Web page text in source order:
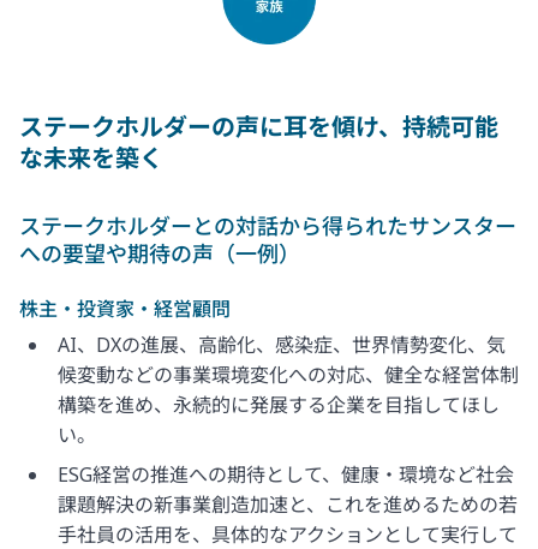
ステークホルダーの声に耳を傾け、持続可能
な未来を築く
ステークホルダーとの対話から得られたサンスター
への要望や期待の声（一例）
株主・投資家・経営顧問
AI、DXの進展、高齢化、感染症、世界情勢変化、気
候変動などの事業環境変化への対応、健全な経営体制
構築を進め、永続的に発展する企業を目指してほし
い。
ESG経営の推進への期待として、健康・環境など社会
課題解決の新事業創造加速と、これを進めるための若
手社員の活用を、具体的なアクションとして実行して